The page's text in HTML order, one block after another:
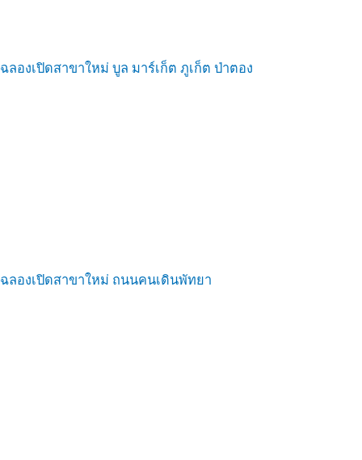
ฉลองเปิดสาขาใหม่ บูล มาร์เก็ต ภูเก็ต ป่าตอง
ฉลองเปิดสาขาใหม่ ถนนคนเดินพัทยา